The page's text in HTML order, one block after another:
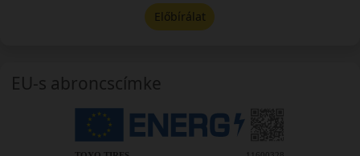
Előbírálat
EU-s abroncscímke